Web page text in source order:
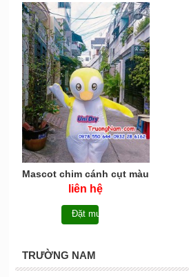
Mascot chim cánh cụt màu
vàng UniDry
liên hệ
Đặt mua
TRƯỜNG NAM